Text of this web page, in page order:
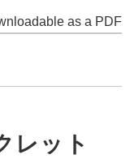
as a PDF
レット